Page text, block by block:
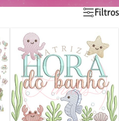
Filtros